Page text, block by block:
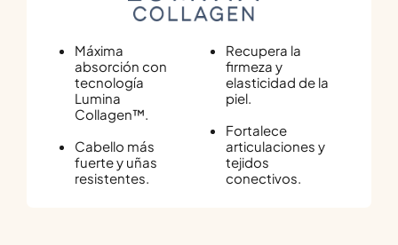
Máxima
absorción con
tecnología
Lumina
Collagen™.
Cabello más
fuerte y uñas
resistentes.
Recupera la
firmeza y
elasticidad de la
piel.
Fortalece
articulaciones y
tejidos
conectivos.